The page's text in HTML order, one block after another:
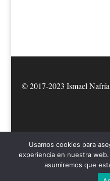
© 2017-2023 Ismael Nafría
Diseñado porElegant
Usamos cookies para
experiencia en nuestra
asumiremos que